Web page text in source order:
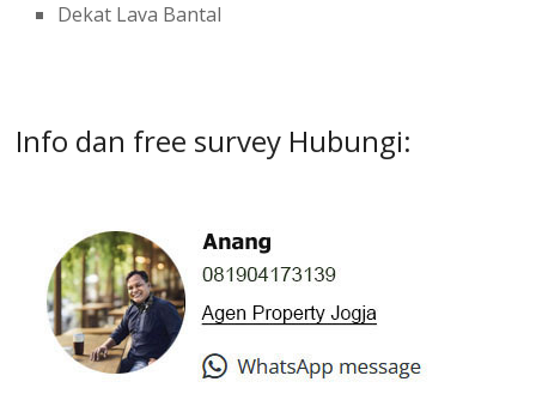
Dekat Lava Bantal
Info dan free survey Hubungi: